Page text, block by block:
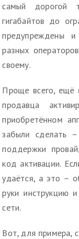
самый дорогой
гигабайтов до
предупреждены
разных
своему.
Проще всего, ещё
продавца
приобретённом
забыли сделать
поддержки
код активации.
удаётся, а это –
руки инструкцию
сети.
Вот, для примера,